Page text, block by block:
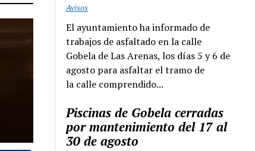
Avisos
El ayuntamiento ha informado de
trabajos de asfaltado en la calle
Gobela de Las Arenas, los días 5 y 6 de
agosto para asfaltar el tramo de
la calle comprendido...
Piscinas de Gobela cerradas
por mantenimiento del 17 al
30 de agosto